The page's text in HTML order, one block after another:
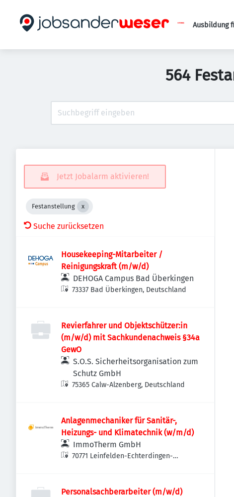
Ausbildung
564
Jetzt Jobalarm aktivieren!
Festanstellung
Suche zurücksetzen
Housekeeping-Mitarbeiter /
Reinigungskraft (m/w/d)
DEHOGA Campus Bad Überkingen
73337 Bad Überkingen, Deutschland
Revierfahrer und Objektschützer:in
(m/w/d) mit Sachkundenachweis §34a
GewO
S.O.S. Sicherheitsorganisation zum
Schutz GmbH
75365 Calw-Alzenberg, Deutschland
Anlagenmechaniker für Sanitär-,
Heizungs- und Klimatechnik (w/m/d)
ImmoTherm GmbH
70771 Leinfelden-Echterdingen-
Personalsachberarbeiter (m/w/d)